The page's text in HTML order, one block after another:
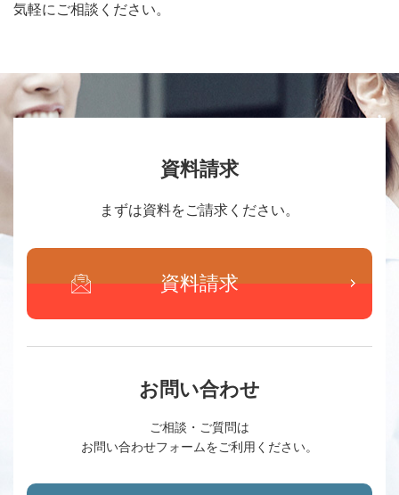
気軽にご相談ください。
資料請求
まずは資料をご請求ください。
資料請求
お問い合わせ
ご相談・ご質問は
お問い合わせフォームをご利用ください。